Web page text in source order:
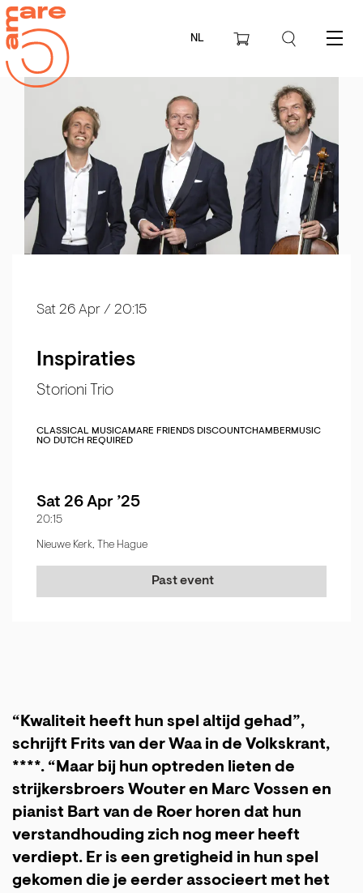
NL Menu
Inspiraties
Storioni Trio
Sat 26 Apr / 20:15
CLASSICAL MUSICAMARE FRIENDS DISCOUNT CHAMBERMUSIC
NO DUTCH REQUIRED
Sat 26 Apr ’25
20:15
Nieuwe Kerk, The Hague
Past event
“Kwaliteit heeft hun spel altijd gehad”,
schrijft Frits van der Waa in de Volkskrant,
****. “Maar bij hun optreden lieten de
strijkersbroers Wouter en Marc Vossen en
pianist Bart van de Roer horen dat hun
verstandhouding zich nog meer heeft
verdiept. Er is een gretigheid in hun spel
gekomen die je eerder associeert met het